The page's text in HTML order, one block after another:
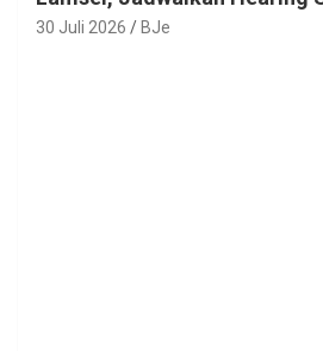
30 Juli 2026 BJe